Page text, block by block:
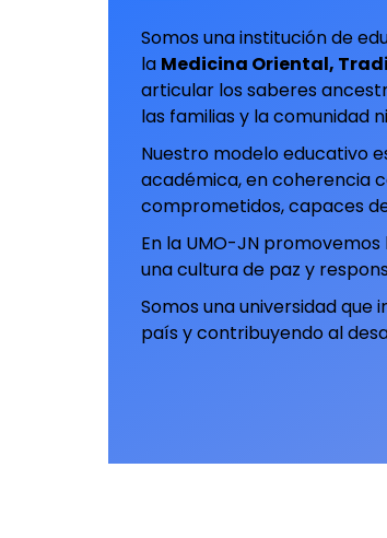
Somos una institución de
la Medicina Oriental,
articular los saberes
las familias y la comunidad
Nuestro modelo educativo
académica, en coherencia
comprometidos, capaces
En la UMO-JN
una cultura de paz y
Somos una universidad
país y contribuyendo al